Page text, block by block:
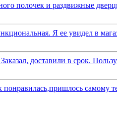
полочек и раздвижные
Я ее увидел в
доставили в срок.
самому